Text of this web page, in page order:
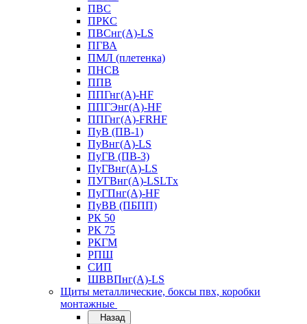
ПВС
ПРКС
ПВСнг(А)-LS
ПГВА
ПМЛ (плетенка)
ПНСВ
ППВ
ППГнг(А)-HF
ППГЭнг(А)-HF
ППГнг(А)-FRHF
ПуВ (ПВ-1)
ПуВнг(А)-LS
ПуГВ (ПВ-3)
ПуГВнг(А)-LS
ПУГВнг(А)-LSLTx
ПуГПнг(А)-HF
ПуВВ (ПБПП)
РК 50
РК 75
РКГМ
РПШ
СИП
ШВВПнг(А)-LS
Щиты металлические, боксы пвх, коробки
монтажные
Назад